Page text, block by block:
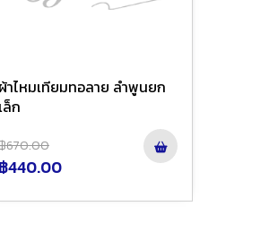
ผ้าไหมเทียมทอลาย ลำพูนยก
เล็ก
670.00
฿440.00